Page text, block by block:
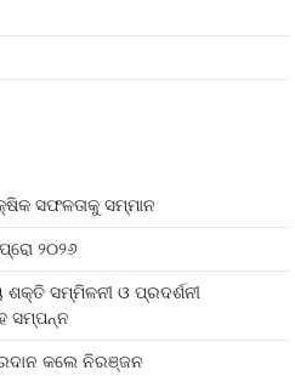
ସଫଳତାକୁ ସମ୍ମାନ
୨୦୨୬
ସମ୍ମିଳନୀ ଓ ପ୍ରଦର୍ଶନୀ
ସମ୍ପନ୍ନ
କଲେ ନିରଞ୍ଜନ